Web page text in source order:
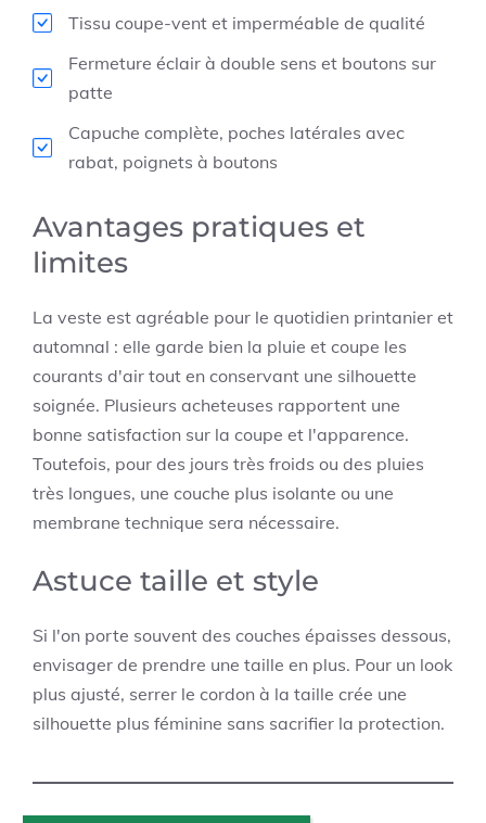
Tissu coupe-vent et imperméable de qualité
Fermeture éclair à double sens et boutons sur
patte
Capuche complète, poches latérales avec
rabat, poignets à boutons
Avantages pratiques et
limites
La veste est agréable pour le quotidien printanier et
automnal : elle garde bien la pluie et coupe les
courants d'air tout en conservant une silhouette
soignée. Plusieurs acheteuses rapportent une
bonne satisfaction sur la coupe et l'apparence.
Toutefois, pour des jours très froids ou des pluies
très longues, une couche plus isolante ou une
membrane technique sera nécessaire.
Astuce taille et style
Si l'on porte souvent des couches épaisses dessous,
envisager de prendre une taille en plus. Pour un look
plus ajusté, serrer le cordon à la taille crée une
silhouette plus féminine sans sacrifier la protection.